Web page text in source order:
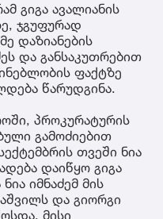
გიგა ავალიანის
ჯგუფურად
დაზიანების
და განსაკუთრებით
ფაქტზე
წარუდგინა.
პროკურატურის
გამოძიებით
თვეში ნია
დაიწყო გიგა
იმნაძემ მის
და გიორგი
მისი